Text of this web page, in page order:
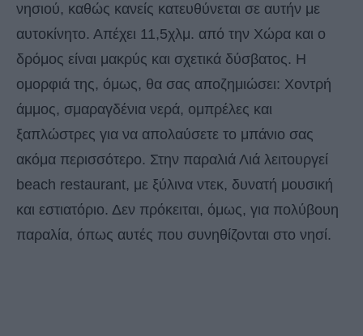
νησιού, καθώς κανείς κατευθύνεται σε αυτήν με
αυτοκίνητο. Απέχει 11,5χλμ. από την Χώρα και ο
δρόμος είναι μακρύς και σχετικά δύσβατος. Η
ομορφιά της, όμως, θα σας αποζημιώσει: Χοντρή
άμμος, σμαραγδένια νερά, ομπρέλες και
ξαπλώστρες για να απολαύσετε το μπάνιο σας
ακόμα περισσότερο. Στην παραλιά Λιά λειτουργεί
beach restaurant, με ξύλινα ντεκ, δυνατή μουσική
και εστιατόριο. Δεν πρόκειται, όμως, για πολύβουη
παραλία, όπως αυτές που συνηθίζονται στο νησί.